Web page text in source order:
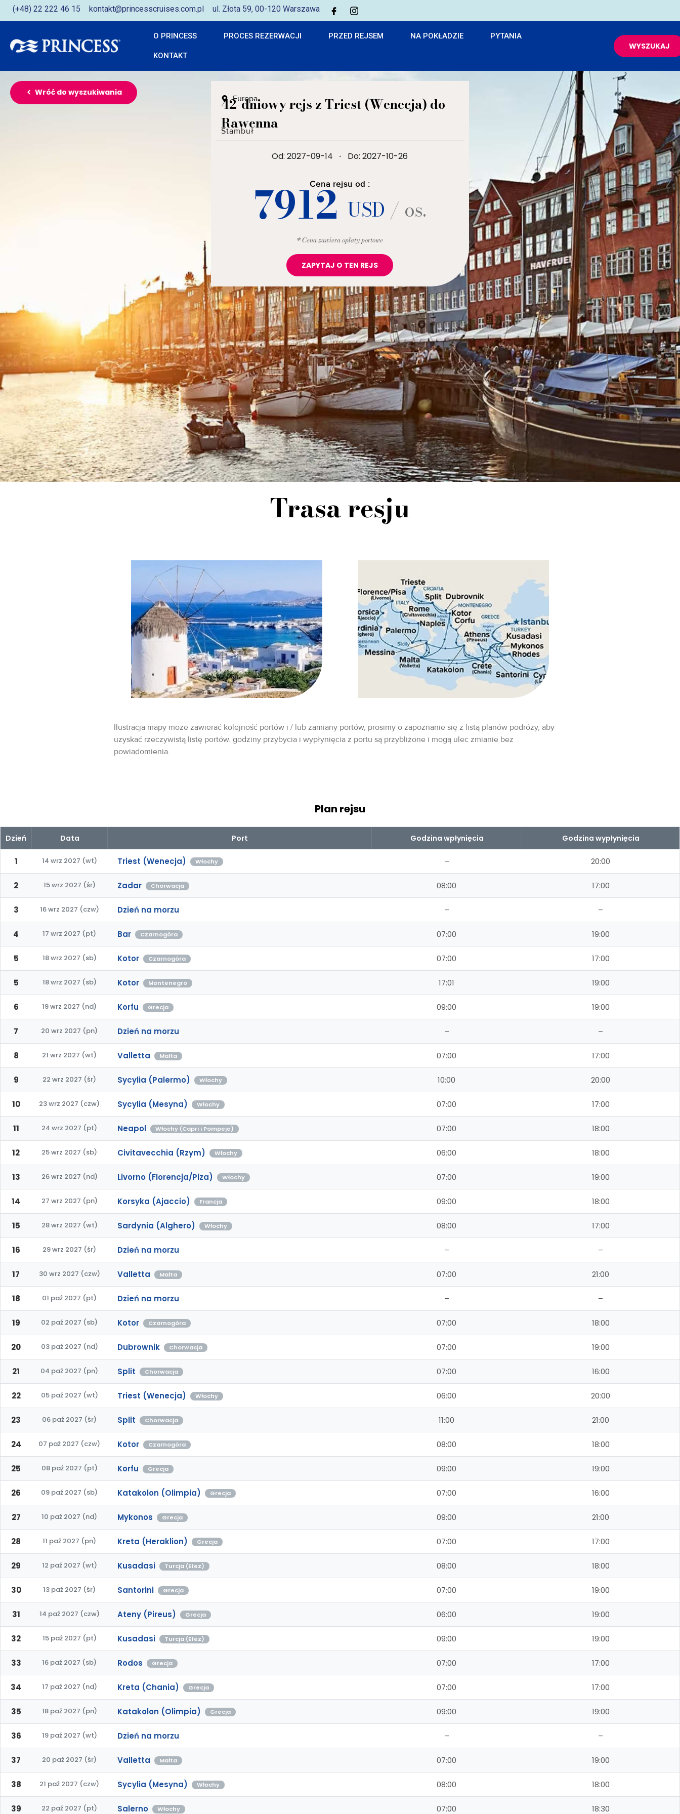
(+48) 22 222 46 15 kontakt@princesscruises.com.pl ul. Złota 59, 00-120 Warszawa
O PRINCESS PROCES REZERWACJI PRZED REJSEM NA POKŁADZIE PYTANIA
KONTAKT
WYSZUKAJ
Wróć do wyszukiwania
Europa
42-dniowy rejs z Triest (Wenecja) do
Rawenna
Stambuł
Od: 2027-09-14 · Do: 2027-10-26
Cena rejsu od :
7912USD / os.
* Cena zawiera opłaty portowe
ZAPYTAJ O TEN REJS
Trasa resju
Ilustracja mapy może zawierać kolejność portów i / lub zamiany portów, prosimy o zapoznanie się z listą planów podróży, aby
uzyskać rzeczywistą listę portów. godziny przybycia i wypłynięcia z portu są przybliżone i mogą ulec zmianie bez
powiadomienia.
Plan rejsu
Dzień Data Port Godzina wpłynięcia Godzina wypłynięcia
1 14 wrz 2027 (wt) Triest (Wenecja) Włochy – 20:00
2 15 wrz 2027 (śr) Zadar Chorwacja 08:00 17:00
3 16 wrz 2027 (czw) Dzień na morzu – –
4 17 wrz 2027 (pt) Bar Czarnogóra 07:00 19:00
5 18 wrz 2027 (sb) Kotor Czarnogóra 07:00 17:00
5 18 wrz 2027 (sb) Kotor Montenegro 17:01 19:00
6 19 wrz 2027 (nd) Korfu Grecja 09:00 19:00
7 20 wrz 2027 (pn) Dzień na morzu – –
8 21 wrz 2027 (wt) Valletta Malta 07:00 17:00
9 22 wrz 2027 (śr) Sycylia (Palermo) Włochy 10:00 20:00
10 23 wrz 2027 (czw) Sycylia (Mesyna) Włochy 07:00 17:00
11 24 wrz 2027 (pt) Neapol Włochy (Capri i Pompeje) 07:00 18:00
12 25 wrz 2027 (sb) Civitavecchia (Rzym) Włochy 06:00 18:00
13 26 wrz 2027 (nd) Livorno (Florencja/Piza) Włochy 07:00 19:00
14 27 wrz 2027 (pn) Korsyka (Ajaccio) Francja 09:00 18:00
15 28 wrz 2027 (wt) Sardynia (Alghero) Włochy 08:00 17:00
16 29 wrz 2027 (śr) Dzień na morzu – –
17 30 wrz 2027 (czw) Valletta Malta 07:00 21:00
18 01 paź 2027 (pt) Dzień na morzu – –
19 02 paź 2027 (sb) Kotor Czarnogóra 07:00 18:00
20 03 paź 2027 (nd) Dubrownik Chorwacja 07:00 19:00
21 04 paź 2027 (pn) Split Chorwacja 07:00 16:00
22 05 paź 2027 (wt) Triest (Wenecja) Włochy 06:00 20:00
23 06 paź 2027 (śr) Split Chorwacja 11:00 21:00
24 07 paź 2027 (czw) Kotor Czarnogóra 08:00 18:00
25 08 paź 2027 (pt) Korfu Grecja 09:00 19:00
26 09 paź 2027 (sb) Katakolon (Olimpia) Grecja 07:00 16:00
27 10 paź 2027 (nd) Mykonos Grecja 09:00 21:00
28 11 paź 2027 (pn) Kreta (Heraklion) Grecja 07:00 17:00
29 12 paź 2027 (wt) Kusadasi Turcja (Efez) 08:00 18:00
30 13 paź 2027 (śr) Santorini Grecja 07:00 19:00
31 14 paź 2027 (czw) Ateny (Pireus) Grecja 06:00 19:00
32 15 paź 2027 (pt) Kusadasi Turcja (Efez) 09:00 19:00
33 16 paź 2027 (sb) Rodos Grecja 07:00 17:00
34 17 paź 2027 (nd) Kreta (Chania) Grecja 07:00 17:00
35 18 paź 2027 (pn) Katakolon (Olimpia) Grecja 09:00 19:00
36 19 paź 2027 (wt) Dzień na morzu – –
37 20 paź 2027 (śr) Valletta Malta 07:00 19:00
38 21 paź 2027 (czw) Sycylia (Mesyna) Włochy 08:00 18:00
39 22 paź 2027 (pt) Salerno Włochy 07:00 18:30